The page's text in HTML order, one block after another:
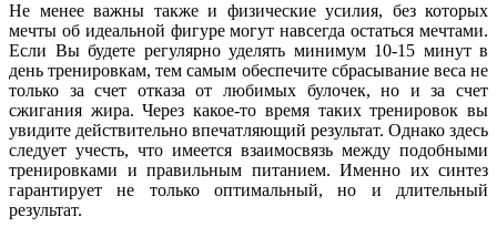
Не менее важны также и физические усилия, без которых
мечты об идеальной фигуре могут навсегда остаться мечтами.
Если Вы будете регулярно уделять минимум 10-15 минут в
день тренировкам, тем самым обеспечите сбрасывание веса не
только за счет отказа от любимых булочек, но и за счет
сжигания жира. Через какое-то время таких тренировок вы
увидите действительно впечатляющий результат. Однако здесь
следует учесть, что имеется взаимосвязь между подобными
тренировками и правильным питанием. Именно их синтез
гарантирует не только оптимальный, но и длительный
результат.